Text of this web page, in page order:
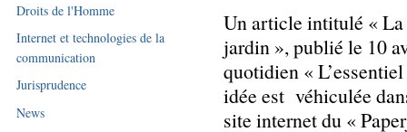
Un article intitulé « La
jardin », publié le 10
quotidien «
idée est véhiculée
site internet du «
Droits de l'Homme
Internet et technologies de la
communication
Jurisprudence
News